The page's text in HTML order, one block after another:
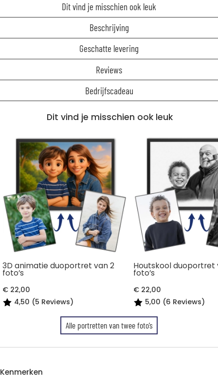
Dit vind je misschien ook leuk
Beschrijving
Geschatte levering
Reviews
Bedrijfscadeau
Dit vind je misschien ook leuk
3D animatie duoportret van 2
foto’s
€ 22,00
4,50 (5 Reviews)
Houtskool duoportret
foto’s
€ 22,00
5,00 (6 Reviews)
Alle portretten van twee foto’s
Kenmerken